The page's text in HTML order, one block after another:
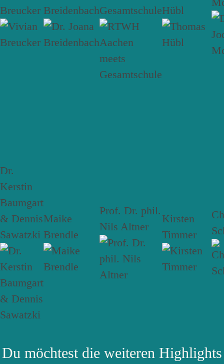
Breucker BreidenbachGesamtschuleHübl
Dr.
Kerstin
Baumgart
& Dennis
Sawatzki
Maike
Brendle
Prof. Dr. phil.
Nils Altner
Kirsten
Timmer
Du möchtest die weiteren Highlights